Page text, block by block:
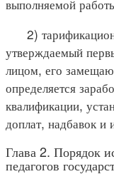
выполняемой
2)
утверждаемый
лицом, его
определяется
квалификации,
доплат, надбавок и
Глава 2. Порядок
педагогов